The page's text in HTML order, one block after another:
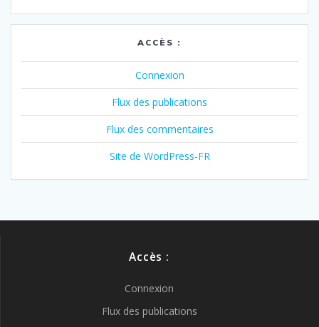
ACCÈS :
Connexion
Flux des publications
Flux des commentaires
Site de WordPress-FR
Accès :
Connexion
Flux des publications